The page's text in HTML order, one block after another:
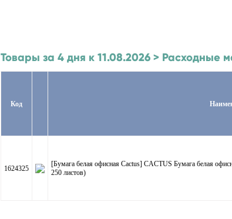
Товары за 4 дня к 11.08.2026 >
Код
1624325
[Бумага белая офисная Cactus] CACTUS Бумага белая
250 листов)